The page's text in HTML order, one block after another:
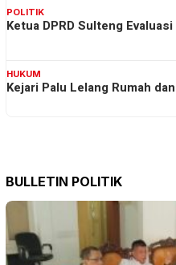
POLITIK
Ketua DPRD Sulteng
HUKUM
Kejari Palu Lelang Rumah
BULLETIN POLITIK